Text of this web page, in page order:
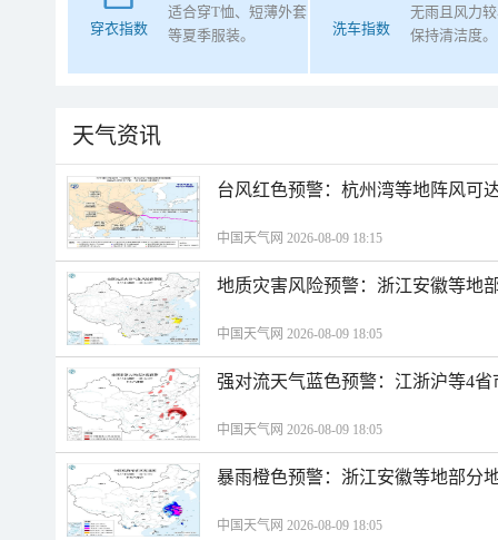
穿衣指数
适合穿T恤、短薄外套
等夏季服装。
洗车指数
无雨且风力
保持清洁度。
天气资讯
台风红色预警：杭州湾等地阵风可
中国天气网 2026-08-09 18:15
地质灾害风险预警：浙江安徽等地
中国天气网 2026-08-09 18:05
强对流天气蓝色预警：江浙沪等4
中国天气网 2026-08-09 18:05
暴雨橙色预警：浙江安徽等地部分
中国天气网 2026-08-09 18:05